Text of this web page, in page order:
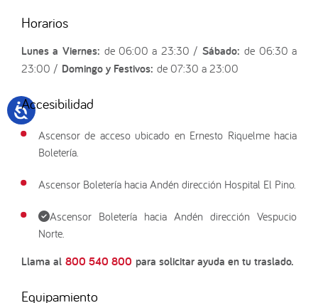
Horarios
Lunes a Viernes: de 06:00 a 23:30 /Sábado: de 06:30 a
23:00 / Domingo y Festivos: de 07:30 a 23:00
Accesibilidad
Ascensor de acceso ubicado en Ernesto Riquelme hacia
Boletería.
Ascensor Boletería hacia Andén dirección Hospital El Pino.
Ascensor Boletería hacia Andén dirección Vespucio
Norte.
Llama al 800 540 800 para solicitar ayuda en tu traslado.
Equipamiento